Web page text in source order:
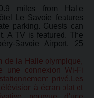
miles from Halle
Le Savoie features
parking. Guests can
A TV is featured. The
Savoie Airport, 25
de la Halle olympique,
une connexion Wi-Fi
privé.Les
à écran plat et
pourvue d'une